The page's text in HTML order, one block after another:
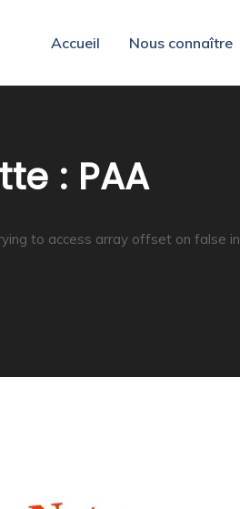
Accueil Nous connaître
: PAA
to access array offset on false in